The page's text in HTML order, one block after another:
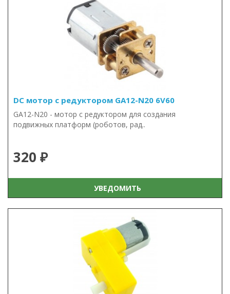
DC мотор с редуктором GA12-N20 6V60
GA12-N20 - мотор с редуктором для создания
подвижных платформ (роботов, рад..
320 ₽
УВЕДОМИТЬ